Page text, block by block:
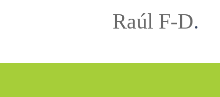
Raúl F-D.